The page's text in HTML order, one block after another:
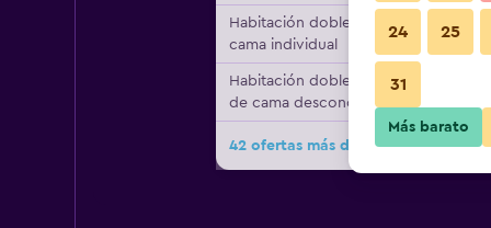
Habitación doble, 1
cama individual
Habitación doble, tipo
de cama desconocido
42 ofertas más de Bg Hotel Java
24 25
31
Más barato